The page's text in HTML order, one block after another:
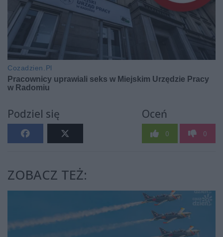
Podziel się Oceń
0 0
ZOBACZ TEŻ: